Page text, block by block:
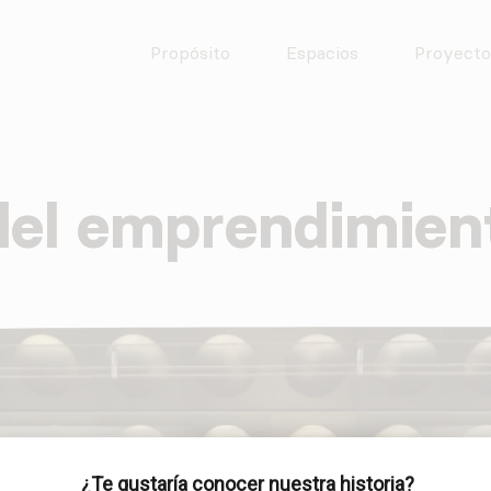
to
content
educación, salud y tecnología.
Propósito Espacios
¿Te gustaría conocer nuestra historia?